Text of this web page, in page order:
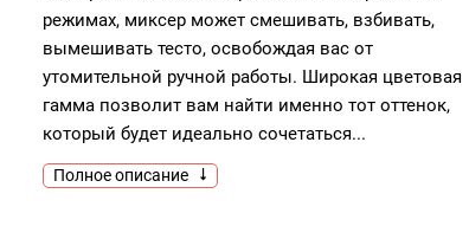
режимах, миксер может смешивать, взбивать,
вымешивать тесто, освобождая вас от
утомительной ручной работы. Широкая цветовая
гамма позволит вам найти именно тот оттенок,
который будет идеально сочетаться...
Полное описание